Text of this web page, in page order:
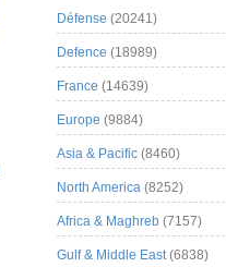
Défense (20241)
Defence (18989)
France (14639)
Europe (9884)
Asia & Pacific (8460)
North America (8252)
Africa & Maghreb (7157)
Gulf & Middle East(6838)